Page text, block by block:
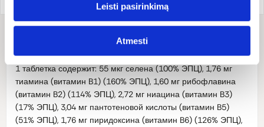
Leisti pasirinkimą
Atmesti
1 таблетка содержит: 55 мкг селена (100% ЭПЦ), 1,76 мг
тиамина (витамин B1) (160% ЭПЦ), 1,60 мг рибофлавина
(витамин B2) (114% ЭПЦ), 2,72 мг ниацина (витамин B3)
(17% ЭПЦ), 3,04 мг пантотеновой кислоты (витамин B5)
(51% ЭПЦ), 1,76 мг пиридоксина (витамин B6) (126% ЭПЦ),